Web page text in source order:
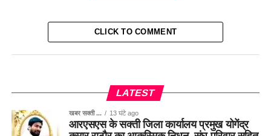
CLICK TO COMMENT
LATEST
खबर सक्ती ... 13 घंटे ago
आरएसएस के सक्ती जिला कार्यालय प्रमुख योगेंद्र